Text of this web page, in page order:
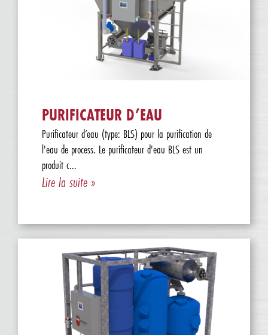
PURIFICATEUR D’EAU
Purificateur d’eau (type: BLS) pour la purification de
l'eau de process. Le purificateur d'eau BLS est un
produit c...
Lire la suite »